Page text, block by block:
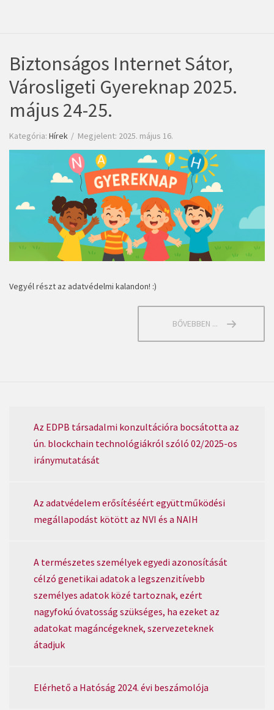
Biztonságos Internet Sátor,
Városligeti Gyereknap 2025.
május 24-25.
Kategória: Hírek Megjelent: 2025. május 16.
Vegyél részt az adatvédelmi kalandon! :)
BŐVEBBEN ...
Az EDPB társadalmi konzultációra bocsátotta az
ún. blockchain technológiákról szóló 02/2025-os
iránymutatását
Az adatvédelem erősítéséért együttműködési
megállapodást kötött az NVI és a NAIH
A természetes személyek egyedi azonosítását
célzó genetikai adatok a legszenzitívebb
személyes adatok közé tartoznak, ezért
nagyfokú óvatosság szükséges, ha ezeket az
adatokat magáncégeknek, szervezeteknek
átadjuk
Elérhető a Hatóság 2024. évi beszámolója